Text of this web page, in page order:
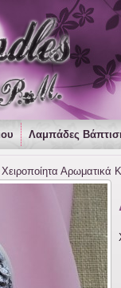
Λαμπάδες
Αρωματικά